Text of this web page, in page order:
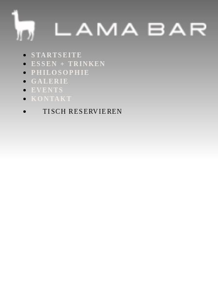
STARTSEITE
ESSEN + TRINKEN
PHILOSOPHIE
GALERIE
EVENTS
KONTAKT
TISCH RESERVIEREN